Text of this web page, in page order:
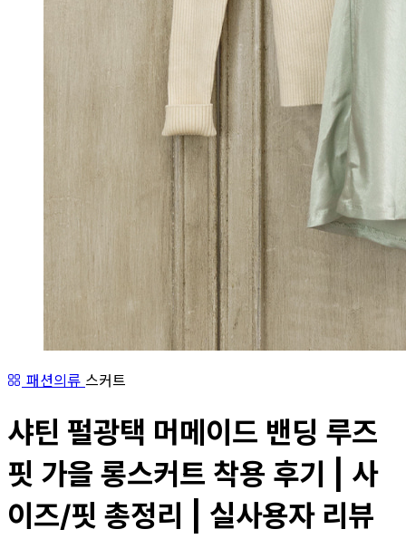
패션의류 스커트
샤틴 펄광택 머메이드 밴딩 루즈
핏 가을 롱스커트 착용 후기 | 사
이즈/핏 총정리 | 실사용자 리뷰